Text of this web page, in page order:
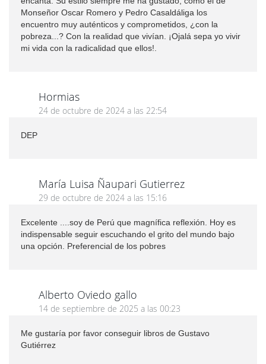
Monseñor Oscar Romero y Pedro Casaldáliga los
encuentro muy auténticos y comprometidos, ¿con la
pobreza...? Con la realidad que vivían. ¡Ojalá sepa yo vivir
mi vida con la radicalidad que ellos!.
Hormias
24 de octubre de 2024 a las 22:54
DEP
María Luisa Ñaupari Gutierrez
29 de octubre de 2024 a las 15:16
Excelente ....soy de Perú que magnífica reflexión. Hoy es
indispensable seguir escuchando el grito del mundo bajo
una opción. Preferencial de los pobres
Alberto Oviedo gallo
14 de septiembre de 2025 a las 00:23
Me gustaría por favor conseguir libros de Gustavo
Gutiérrez